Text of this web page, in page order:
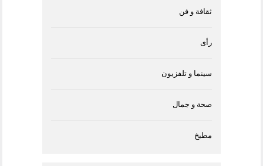
ثقافة و فن
رأى
سينما و تلفزيون
صحة و جمال
مطبخ